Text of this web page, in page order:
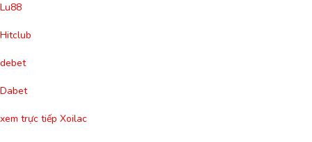
Lu88
Hitclub
debet
Dabet
xem trực tiếp Xoilac